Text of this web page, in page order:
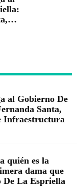
al Gobierno De
Santa,
Infraestructura
quién es la
dama que
De La Espriella